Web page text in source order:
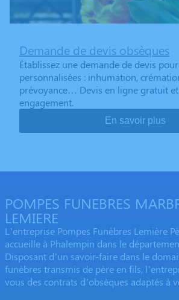
Demande de devis obsèques
Établissez une demande de devis
personnalisées : inhumation,
prévoyance… Devis en ligne gratuit et
engagement.
En savoir plus
POMPES FUNEBRES
LEMIERE
L’entreprise Pompes Funèbres Lemière
accueille à Phalempin dans le
Disposant d’un savoir-faire dans le
funèbres transmis de père en fils,
vous des contrats d’obsèques adaptés à